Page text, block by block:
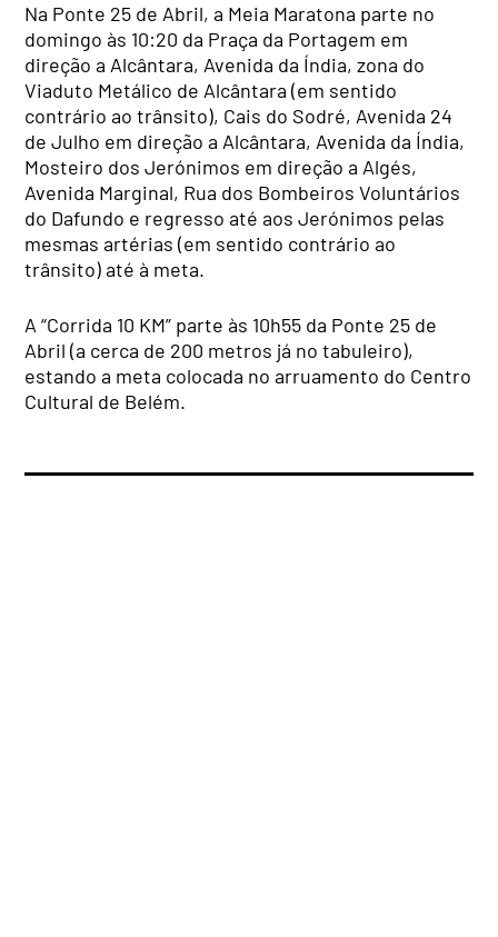
Na Ponte 25 de Abril, a Meia Maratona parte no
domingo às 10:20 da Praça da Portagem em
direção a Alcântara, Avenida da Índia, zona do
Viaduto Metálico de Alcântara (em sentido
contrário ao trânsito), Cais do Sodré, Avenida 24
de Julho em direção a Alcântara, Avenida da Índia,
Mosteiro dos Jerónimos em direção a Algés,
Avenida Marginal, Rua dos Bombeiros Voluntários
do Dafundo e regresso até aos Jerónimos pelas
mesmas artérias (em sentido contrário ao
trânsito) até à meta.
A “Corrida 10 KM” parte às 10h55 da Ponte 25 de
Abril (a cerca de 200 metros já no tabuleiro),
estando a meta colocada no arruamento do Centro
Cultural de Belém.